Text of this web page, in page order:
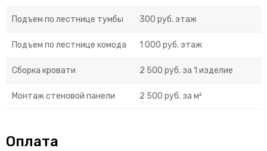
Подъем по лестнице тумбы 300 руб. этаж
Подъем по лестнице комода 1 000 руб. этаж
Сборка кровати 2 500 руб. за 1 изделие
Монтаж стеновой панели 2 500 руб. за м²
Оплата